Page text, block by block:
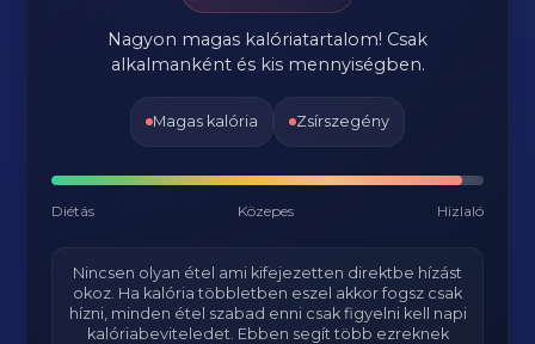
Nagyon magas kalóriatartalom! Csak
alkalmanként és kis mennyiségben.
Magas kalória Zsírszegény
Diétás Közepes Hizlaló
Nincsen olyan étel ami kifejezetten direktbe hízást
okoz. Ha kalória többletben eszel akkor fogsz csak
hízni, minden étel szabad enni csak figyelni kell napi
kalóriabeviteledet. Ebben segít több ezreknek